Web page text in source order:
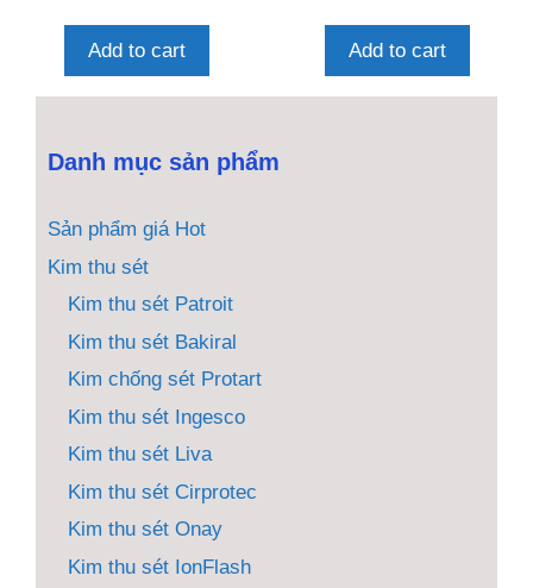
à
Add to cart
à
Add to cart
Danh mục sản phẩm
Sản phẩm giá Hot
Kim thu sét
Kim thu sét Patroit
Kim thu sét Bakiral
Kim chống sét Protart
Kim thu sét Ingesco
Kim thu sét Liva
Kim thu sét Cirprotec
Kim thu sét Onay
Kim thu sét IonFlash